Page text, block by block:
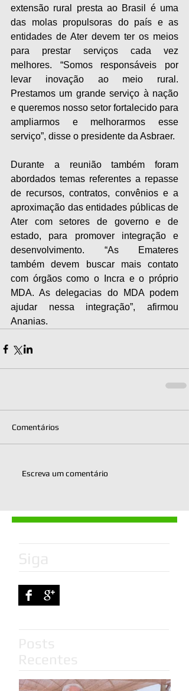
extensão rural presta ao Brasil é uma
das molas propulsoras do país e as
entidades de Ater devem ter os meios
para prestar serviços cada vez
melhores. “Somos responsáveis por
levar inovação ao meio rural.
Prestamos um grande serviço à nação
e queremos nosso setor fortalecido para
ampliarmos e melhorarmos esse
serviço”, disse o presidente da Asbraer.
Durante a reunião também foram
abordados temas referentes a repasse
de recursos, contratos, convênios e a
aproximação das entidades públicas de
Ater com setores de governo e de
estado, para promover integração e
desenvolvimento. “As Emateres
também devem buscar mais contato
com órgãos como o Incra e o próprio
MDA. As delegacias do MDA podem
ajudar nessa integração”, afirmou
Ananias.​
Comentários
Escreva um comentário